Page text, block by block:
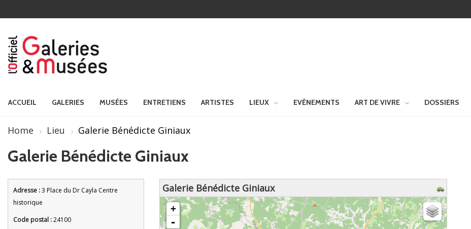
ACCUEIL GALERIES MUSÉES ENTRETIENS ARTISTES LIEUX EVÈNEMENTS ART DE VIVRE DOSSIERS
Home Lieu Galerie Bénédicte Giniaux
Galerie Bénédicte Giniaux
Adresse :3 Place du Dr Cayla Centre
historique
Code postal :24100
Galerie Bénédicte Giniaux
chargement de la carte - veuillez patienter...
+
-